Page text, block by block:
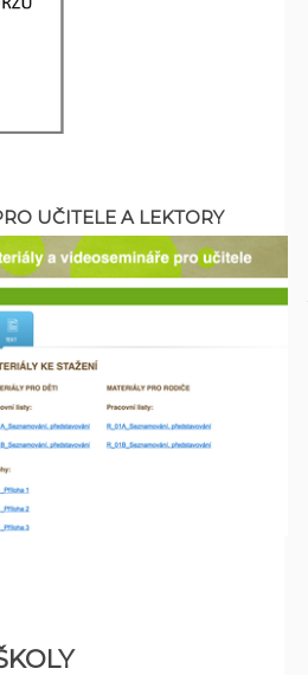
UČITELE A LEKTORY